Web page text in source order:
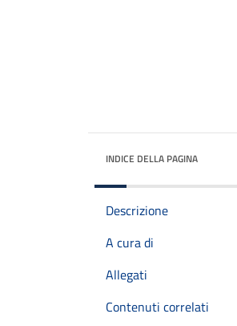
INDICE DELLA PAGINA
Descrizione
A cura di
Allegati
Contenuti correlati